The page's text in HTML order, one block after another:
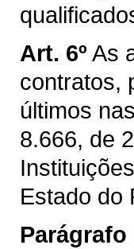
Art. 6º As
contratos,
últimos
8.666, de
Estado do